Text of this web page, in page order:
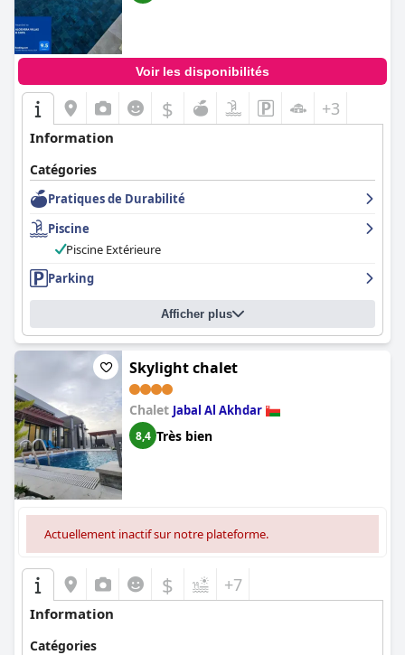
Voir les disponibilités
$ +3
Information
Catégories
Pratiques de Durabilité
Piscine
Piscine Extérieure
Parking
Afficher plus
Skylight chalet
Chalet Jabal Al Akhdar
8,4 Très bien
Actuellement inactif sur notre plateforme.
$ +7
Information
Catégories